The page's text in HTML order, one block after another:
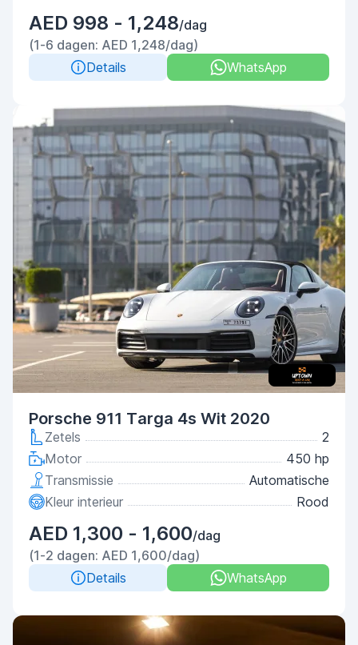
AED 998 - 1,248/dag
(1-6 dagen: AED 1,248/dag)
Details
WhatsApp
Porsche 911 Targa 4s Wit 2020
Zetels
2
Motor
450 hp
Transmissie
Automatische
Kleur interieur
Rood
AED 1,300 - 1,600/dag
(1-2 dagen: AED 1,600/dag)
Details
WhatsApp